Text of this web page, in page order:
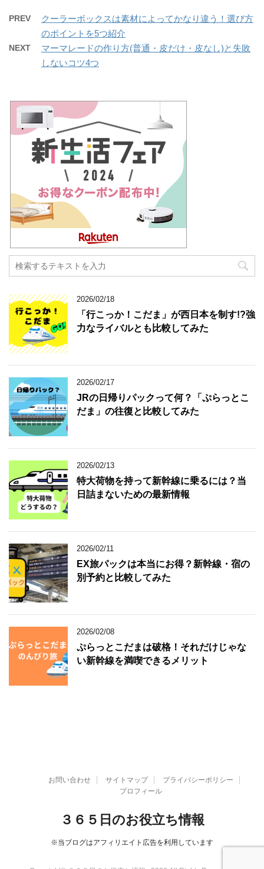
PREV
クーラーボックスは素材によってかなり違う！選び方
のポイントを5つ紹介
NEXT
マーマレードの作り方(普通・皮だけ・皮なし)と失敗
しないコツ4つ
2026/02/18
「行こっか！こだま」が西日本を制す!?強
力なライバルとも比較してみた
2026/02/17
JRの日帰りパックって何？「ぷらっとこ
だま」の往復と比較してみた
2026/02/13
特大荷物を持って新幹線に乗るには？当
日詰まないための最新情報
2026/02/11
EX旅パックは本当にお得？新幹線・宿の
別予約と比較してみた
2026/02/08
ぷらっとこだまは破格！それだけじゃな
い新幹線を満喫できるメリット
お問い合わせ サイトマップ
プライバシーポリシー
プロフィール
３６５日のお役立ち情報
※当ブログはアフィリエイト広告を利用しています